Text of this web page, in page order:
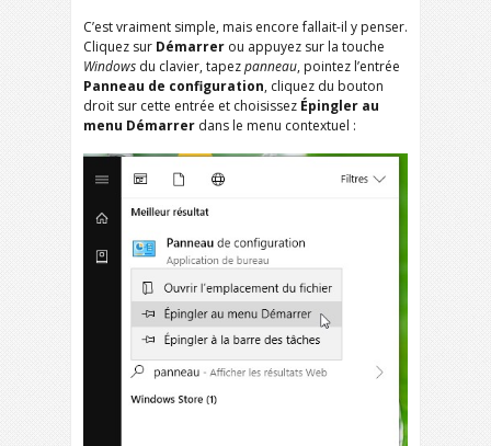
C’est vraiment simple, mais encore fallait-il y penser.
Cliquez sur Démarrer ou appuyez sur la touche
Windows du clavier, tapezpanneau, pointez l’entrée
Panneau de configuration, cliquez du bouton
droit sur cette entrée et choisissez Épingler au
menu Démarrer dans le menu contextuel :